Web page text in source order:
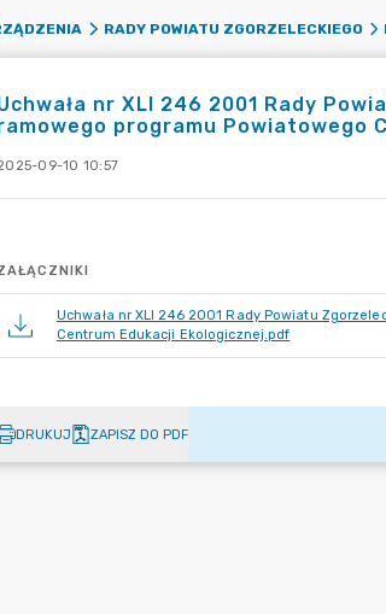
RADY POWIATU ZGORZELECKIEGO
nr XLI 246 2001 Rady
programu Powiatowego
09-10 10:57
Uchwała nr XLI 246 2001 Rady Powiatu
Centrum Edukacji Ekologicznej.pdf
DRUKUJ ZAPISZ DO PDF